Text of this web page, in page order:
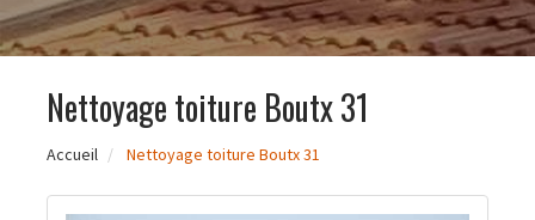
Nettoyage toiture Boutx 31
Accueil Nettoyage toiture Boutx 31